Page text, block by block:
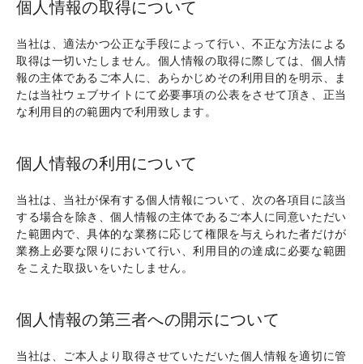
個人情報の取得について
当社は、適法かつ公正な手段によって行い、不正な方法による
取得は一切いたしません。個人情報の取得に際しては、個人情
報の主体であるご本人に、あらかじめその利用目的を明示、ま
たは当社ウェブサイトにて必要事項の公表をさせて頂き、正当
な利用目的の範囲内で利用致します。
個人情報の利用について
当社は、当社が保有する個人情報について、次の各項目に該当
する場合を除き、個人情報の主体であるご本人に同意いただい
た範囲内で、具体的な業務に応じて権限を与えられた者だけが
業務上必要な限りにおいて行い、利用目的の達成に必要な範囲
をこえた取扱いをいたしません。
個人情報の第三者への開示について
当社は、ご本人より取得させていただいた個人情報を適切に管